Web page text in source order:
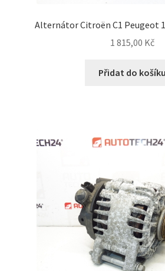
Alternátor Citroën C1 Peugeot
1 815,00 Kč
Přidat do košíku